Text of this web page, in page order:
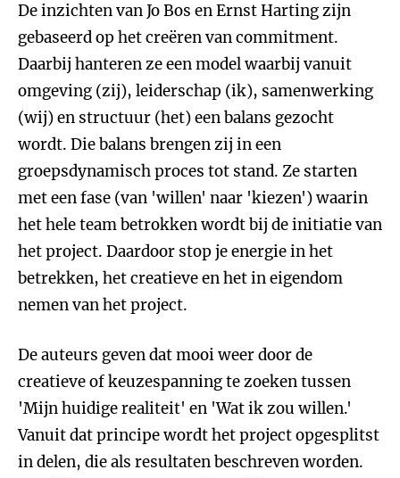
De inzichten van Jo Bos en Ernst Harting zijn
gebaseerd op het creëren van commitment.
Daarbij hanteren ze een model waarbij vanuit
omgeving (zij), leiderschap (ik), samenwerking
(wij) en structuur (het) een balans gezocht
wordt. Die balans brengen zij in een
groepsdynamisch proces tot stand. Ze starten
met een fase (van 'willen' naar 'kiezen') waarin
het hele team betrokken wordt bij de initiatie van
het project. Daardoor stop je energie in het
betrekken, het creatieve en het in eigendom
nemen van het project.
De auteurs geven dat mooi weer door de
creatieve of keuzespanning te zoeken tussen
'Mijn huidige realiteit' en 'Wat ik zou willen.'
Vanuit dat principe wordt het project opgesplitst
in delen, die als resultaten beschreven worden.